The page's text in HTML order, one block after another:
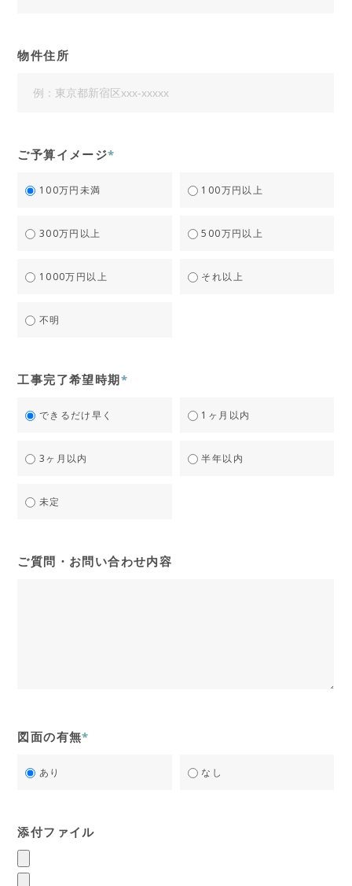
物件住所
ご予算イメージ*
100万円未満 100万円以上
300万円以上 500万円以上
1000万円以上 それ以上
不明
工事完了希望時期*
できるだけ早く 1ヶ月以内
3ヶ月以内 半年以内
未定
ご質問・お問い合わせ内容
図面の有無*
あり なし
添付ファイル